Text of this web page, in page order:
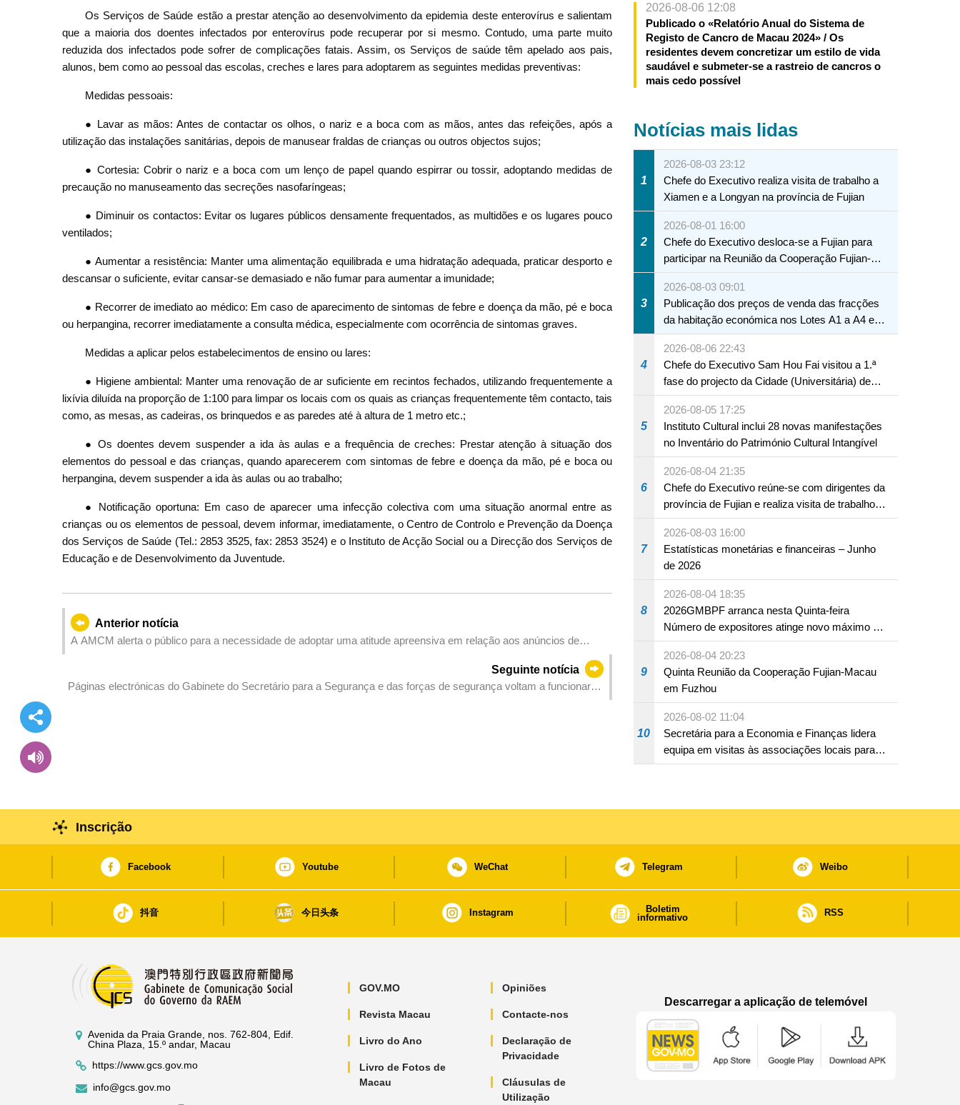
Os Serviços de Saúde estão a prestar atenção ao desenvolvimento da epidemia deste enterovírus e salientam
que a maioria dos doentes infectados por enterovírus pode recuperar por si mesmo. Contudo, uma parte muito
reduzida dos infectados pode sofrer de complicações fatais. Assim, os Serviços de saúde têm apelado aos pais,
alunos, bem como ao pessoal das escolas, creches e lares para adoptarem as seguintes medidas preventivas:
Medidas pessoais:
● Lavar as mãos: Antes de contactar os olhos, o nariz e a boca com as mãos, antes das refeições, após a
utilização das instalações sanitárias, depois de manusear fraldas de crianças ou outros objectos sujos;
● Cortesia: Cobrir o nariz e a boca com um lenço de papel quando espirrar ou tossir, adoptando medidas de
precaução no manuseamento das secreções nasofaríngeas;
● Diminuir os contactos: Evitar os lugares públicos densamente frequentados, as multidões e os lugares pouco
ventilados;
● Aumentar a resistência: Manter uma alimentação equilibrada e uma hidratação adequada, praticar desporto e
descansar o suficiente, evitar cansar-se demasiado e não fumar para aumentar a imunidade;
● Recorrer de imediato ao médico: Em caso de aparecimento de sintomas de febre e doença da mão, pé e boca
ou herpangina, recorrer imediatamente a consulta médica, especialmente com ocorrência de sintomas graves.
Medidas a aplicar pelos estabelecimentos de ensino ou lares:
● Higiene ambiental: Manter uma renovação de ar suficiente em recintos fechados, utilizando frequentemente a
lixívia diluída na proporção de 1:100 para limpar os locais com os quais as crianças frequentemente têm contacto, tais
como, as mesas, as cadeiras, os brinquedos e as paredes até à altura de 1 metro etc.;
● Os doentes devem suspender a ida às aulas e a frequência de creches: Prestar atenção à situação dos
elementos do pessoal e das crianças, quando aparecerem com sintomas de febre e doença da mão, pé e boca ou
herpangina, devem suspender a ida às aulas ou ao trabalho;
● Notificação oportuna: Em caso de aparecer uma infecção colectiva com uma situação anormal entre as
crianças ou os elementos de pessoal, devem informar, imediatamente, o Centro de Controlo e Prevenção da Doença
dos Serviços de Saúde (Tel.: 2853 3525, fax: 2853 3524) e o Instituto de Acção Social ou a Direcção dos Serviços de
Educação e de Desenvolvimento da Juventude.
Anterior notícia
A AMCM alerta o público para a necessidade de adoptar uma atitude apreensiva em relação aos anúncios de
Seguinte notícia
Páginas electrónicas do Gabinete do Secretário para a Segurança e das forças de segurança voltam a funcionar
2026-08-06 12:08
Publicado o «Relatório Anual do Sistema de
Registo de Cancro de Macau 2024» / Os
residentes devem concretizar um estilo de vida
saudável e submeter-se a rastreio de cancros o
mais cedo possível
Notícias mais lidas
1
2026-08-03 23:12
Chefe do Executivo realiza visita de trabalho a
Xiamen e a Longyan na província de Fujian
2
2026-08-01 16:00
Chefe do Executivo desloca-se a Fujian para
participar na Reunião da Cooperação Fujian-
Macau
3
2026-08-03 09:01
Publicação dos preços de venda das fracções
da habitação económica nos Lotes A1 a A4 e
A12 da Zona A dos Novos Aterros
4
2026-08-06 22:43
Chefe do Executivo Sam Hou Fai visitou a 1.ª
fase do projecto da Cidade (Universitária) de
Educação Internacional de Macau e Hengqin
5
2026-08-05 17:25
Instituto Cultural inclui 28 novas manifestações
no Inventário do Património Cultural Intangível
6
2026-08-04 21:35
Chefe do Executivo reúne-se com dirigentes da
província de Fujian e realiza visita de trabalho
em Fuzhou
7
2026-08-03 16:00
Estatísticas monetárias e financeiras – Junho
de 2026
8
2026-08-04 18:35
2026GMBPF arranca nesta Quinta-feira
Número de expositores atinge novo máximo em
18 anos
9
2026-08-04 20:23
Quinta Reunião da Cooperação Fujian-Macau
em Fuzhou
10
2026-08-02 11:04
Secretária para a Economia e Finanças lidera
equipa em visitas às associações locais para
consolidar consensos e promover os trabalhos
Inscrição
Facebook Youtube WeChat Telegram Weibo
抖音 今日头条 Instagram
Boletim
informativo
RSS
Avenida da Praia Grande, nos. 762-804, Edif.
China Plaza, 15.º andar, Macau
https://www.gcs.gov.mo
info@gcs.gov.mo
GOV.MO
Revista Macau
Livro do Ano
Livro de Fotos de
Macau
Opiniões
Contacte-nos
Declaração de
Privacidade
Cláusulas de
Utilização
Descarregar a aplicação de telemóvel